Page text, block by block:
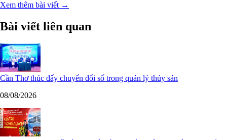
Xem thêm bài viết →
Bài viết liên quan
Cần Thơ thúc đẩy chuyển đổi số trong quản lý thủy sản
08/08/2026